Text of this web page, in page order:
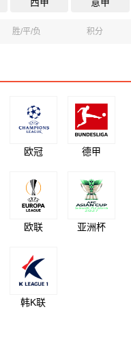
胜/平/负 积分
欧冠 德甲
欧联 亚洲杯
韩K联